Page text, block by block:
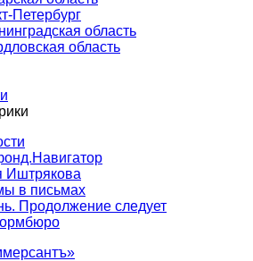
Петербург
область
область
Иштрякова
в письмах
Продолжение следует